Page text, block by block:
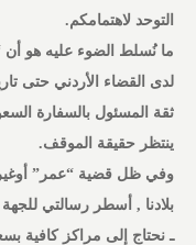
التوحد لاهتمامكم.
ما نُسلط الضوء عليه هو أن
ثقة المسئول بالسفارة
ينتظر حقيقة الموقف.
وفي ظل قضية “عمر”
بلادنا , أسطر رسالتي للجهة
ـ نحتاج إلى مراكز كافية